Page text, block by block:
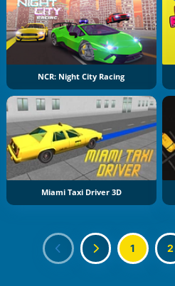
NCR: Night City Racing
Miami Taxi Driver 3D
1 2